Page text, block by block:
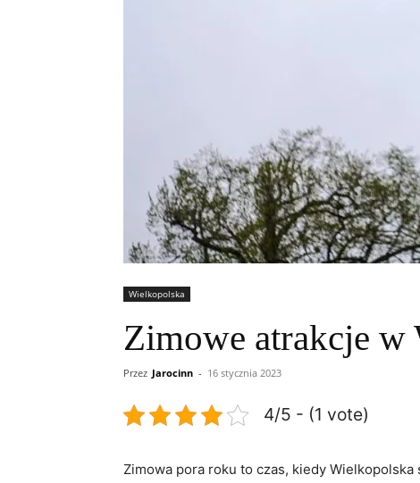
Wielkopolska
Zimowe atrakcje w
Przez Jarocinn - 16 stycznia 2023
4/5 - (1 vote)
Zimowa​ pora roku to czas, ⁤kiedy